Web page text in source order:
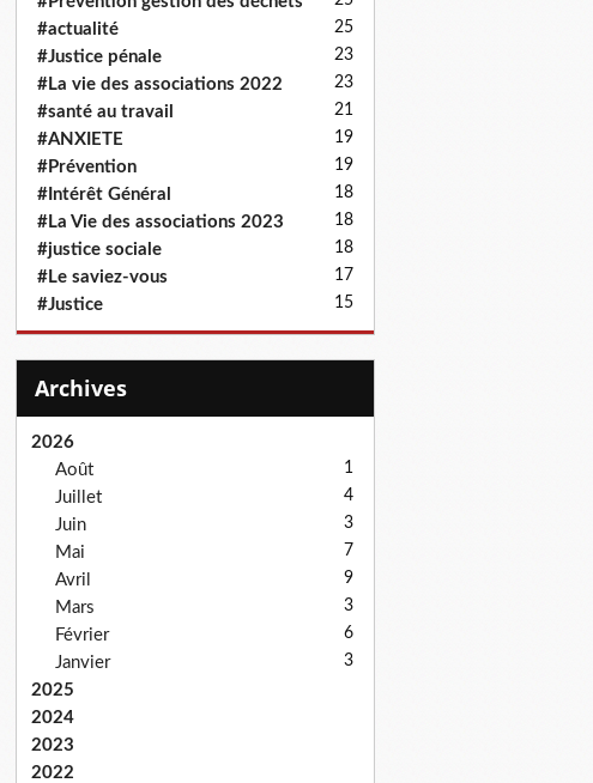
#actualité 25
#Justice pénale 23
#La vie des associations 2022 23
#santé au travail 21
#ANXIETE 19
#Prévention 19
#Intérêt Général 18
#La Vie des associations 2023 18
#justice sociale 18
#Le saviez-vous 17
#Justice 15
Archives
2026
Août
1
Juillet 4
Juin 3
Mai 7
Avril 9
Mars 3
Février 6
Janvier 3
2025
2024
2023
2022